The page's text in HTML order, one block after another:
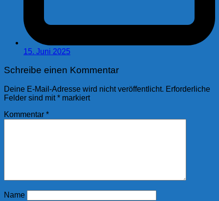
15. Juni 2025
Schreibe einen Kommentar
Deine E-Mail-Adresse wird nicht veröffentlicht. Erforderliche
Felder sind mit* markiert
Kommentar *
Name